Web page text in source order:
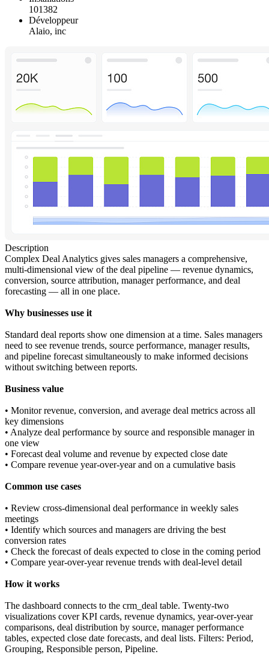
101382
Développeur
Alaio, inc
Description
Complex Deal Analytics gives sales managers a comprehensive,
multi-dimensional view of the deal pipeline — revenue dynamics,
conversion, source attribution, manager performance, and deal
forecasting — all in one place.
Why businesses use it
Standard deal reports show one dimension at a time. Sales managers
need to see revenue trends, source performance, manager results,
and pipeline forecast simultaneously to make informed decisions
without switching between reports.
Business value
• Monitor revenue, conversion, and average deal metrics across all
key dimensions
• Analyze deal performance by source and responsible manager in
one view
• Forecast deal volume and revenue by expected close date
• Compare revenue year-over-year and on a cumulative basis
Common use cases
• Review cross-dimensional deal performance in weekly sales
meetings
• Identify which sources and managers are driving the best
conversion rates
• Check the forecast of deals expected to close in the coming period
• Compare year-over-year revenue trends with deal-level detail
How it works
The dashboard connects to the crm_deal table. Twenty-two
visualizations cover KPI cards, revenue dynamics, year-over-year
comparisons, deal distribution by source, manager performance
tables, expected close date forecasts, and deal lists. Filters: Period,
Grouping, Responsible person, Pipeline.